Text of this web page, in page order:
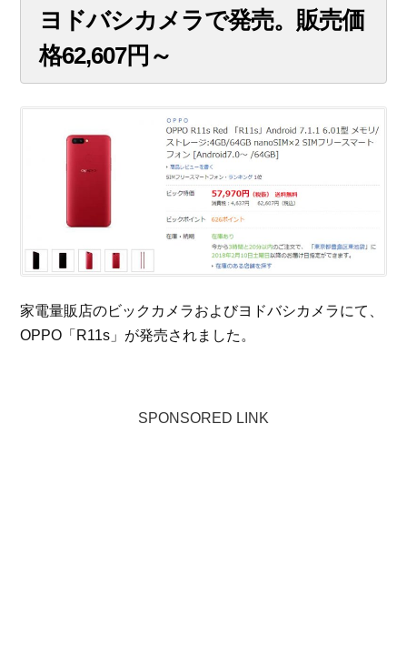
ヨドバシカメラで発売。販売価
格62,607円～
家電量販店のビックカメラおよびヨドバシカメラにて、
OPPO「R11s」が発売されました。
SPONSORED LINK